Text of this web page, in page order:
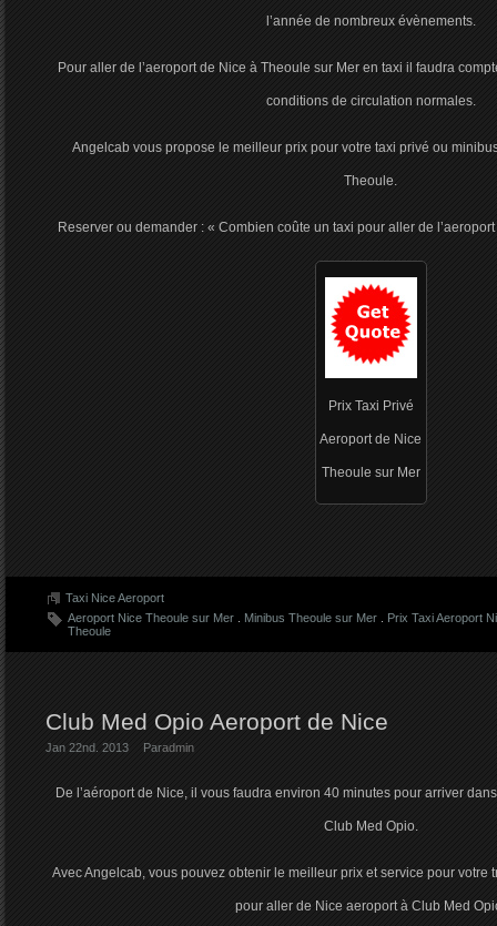
l’année de nombreux évènements.
Pour aller de l’aeroport de Nice à Theoule sur Mer en taxi il faudra
conditions de circulation normales.
Angelcab vous propose le meilleur prix pour votre taxi privé ou
Theoule.
Reserver ou demander : « Combien coûte un taxi pour aller de
Prix Taxi Privé
Aeroport de Nice
Theoule sur Mer
Taxi Nice Aeroport
Aeroport Nice Theoule sur Mer
Minibus Theoule sur Mer
Prix Taxi Aeroport
Theoule
Club Med Opio Aeroport de Nice
Jan 22nd. 2013 Paradmin
De l’aéroport de Nice, il vous faudra environ 40 minutes pour arriver
Club Med Opio.
Avec Angelcab, vous pouvez obtenir le meilleur prix et service pour votre
pour aller de Nice aeroport à Club Med